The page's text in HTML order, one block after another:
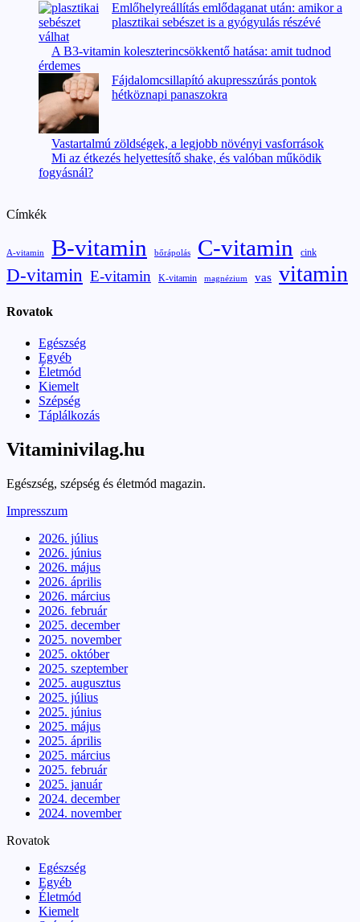
Emlőhelyreállítás emlődaganat után: amikor a
plasztikai sebészet is a gyógyulás részévé
válhat
A B3-vitamin koleszterincsökkentő hatása: amit tudnod
érdemes
Fájdalomcsillapító akupresszúrás pontok
hétköznapi panaszokra
Vastartalmú zöldségek, a legjobb növényi vasforrások
Mi az étkezés helyettesítő shake, és valóban működik
fogyásnál?
Címkék
A-vitamin B-vitamin bőrápolás C-vitamin cink
D-vitamin E-vitamin K-vitamin magnézium vas vitamin
Rovatok
Egészség
Egyéb
Életmód
Kiemelt
Szépség
Táplálkozás
Vitaminivilag.hu
Egészség, szépség és életmód magazin.
Impresszum
2026. július
2026. június
2026. május
2026. április
2026. március
2026. február
2025. december
2025. november
2025. október
2025. szeptember
2025. augusztus
2025. július
2025. június
2025. május
2025. április
2025. március
2025. február
2025. január
2024. december
2024. november
Rovatok
Egészség
Egyéb
Életmód
Kiemelt